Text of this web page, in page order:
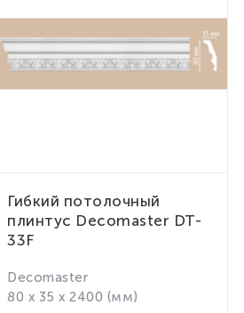
Гибкий потолочный
плинтус Decomaster DT-
33F
Decomaster
80 x 35 x 2400 (мм)